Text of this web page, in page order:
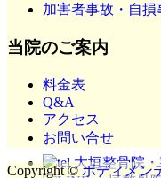
加害者事故・自損
当院のご案内
料金表
Q&A
アクセス
お問い合せ
Copyright ©ボディメン